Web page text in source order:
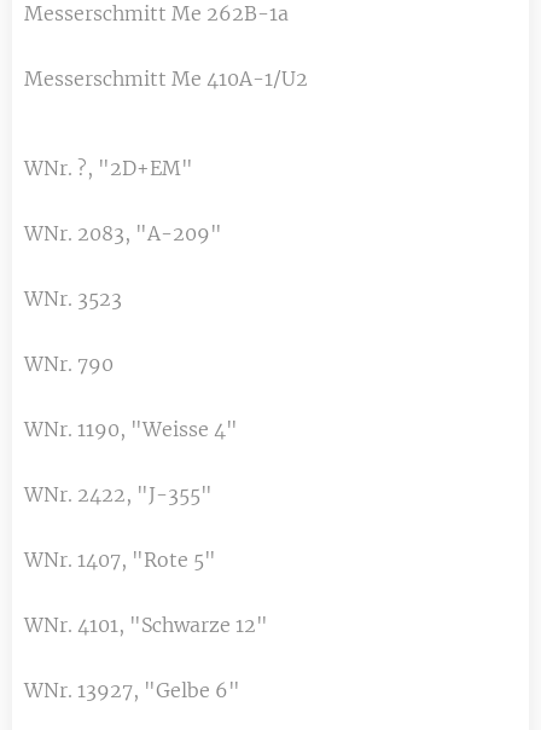
Messerschmitt Me 262B-1a
Messerschmitt Me 410A-1/U2
WNr. ?, "2D+EM"
WNr. 2083, "A-209"
WNr. 3523
WNr. 790
WNr. 1190, "Weisse 4"
WNr. 2422, "J-355"
WNr. 1407, "Rote 5"
WNr. 4101, "Schwarze 12"
WNr. 13927, "Gelbe 6"